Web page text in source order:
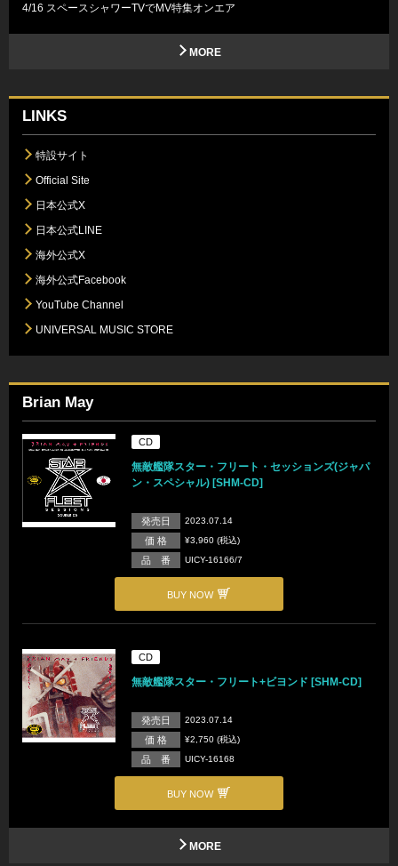
4/16 スペースシャワーTVでMV特集オンエア
MORE
LINKS
特設サイト
Official Site
日本公式X
日本公式LINE
海外公式X
海外公式Facebook
YouTube Channel
UNIVERSAL MUSIC STORE
Brian May
CD
無敵艦隊スター・フリート・セッションズ(ジャパ
ン・スペシャル) [SHM-CD]
発売日 2023.07.14
価 格 ¥3,960 (税込)
品 番 UICY-16166/7
BUY NOW
CD
無敵艦隊スター・フリート+ビヨンド [SHM-CD]
発売日 2023.07.14
価 格 ¥2,750 (税込)
品 番 UICY-16168
BUY NOW
MORE